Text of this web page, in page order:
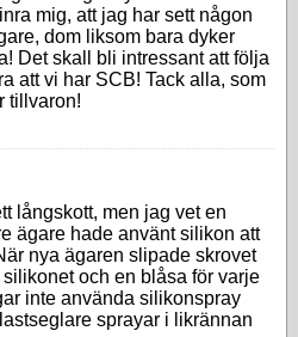
mig, att jag har sett någon
dom liksom bara dyker
Det skall bli intressant att följa
att vi har SCB! Tack alla, som
tillvaron!
långskott, men jag vet en
ägare hade använt silikon att
nya ägaren slipade skrovet
och en blåsa för varje
inte använda silikonspray
sprayar i likrännan